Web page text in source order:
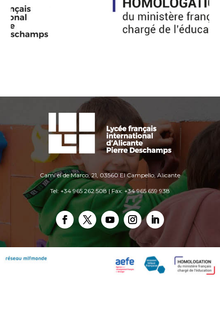
Camí el de Marco, 21, 03560 El Campello, Alicante
Tel: +34 965 262 508 | Fax: +34 965 659 938